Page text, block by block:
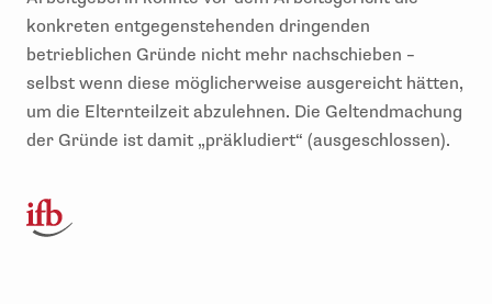
konkreten entgegenstehenden dringenden
betrieblichen Gründe nicht mehr nachschieben –
selbst wenn diese möglicherweise ausgereicht hätten,
um die Elternteilzeit abzulehnen. Die Geltendmachung
der Gründe ist damit „präkludiert“ (ausgeschlossen).